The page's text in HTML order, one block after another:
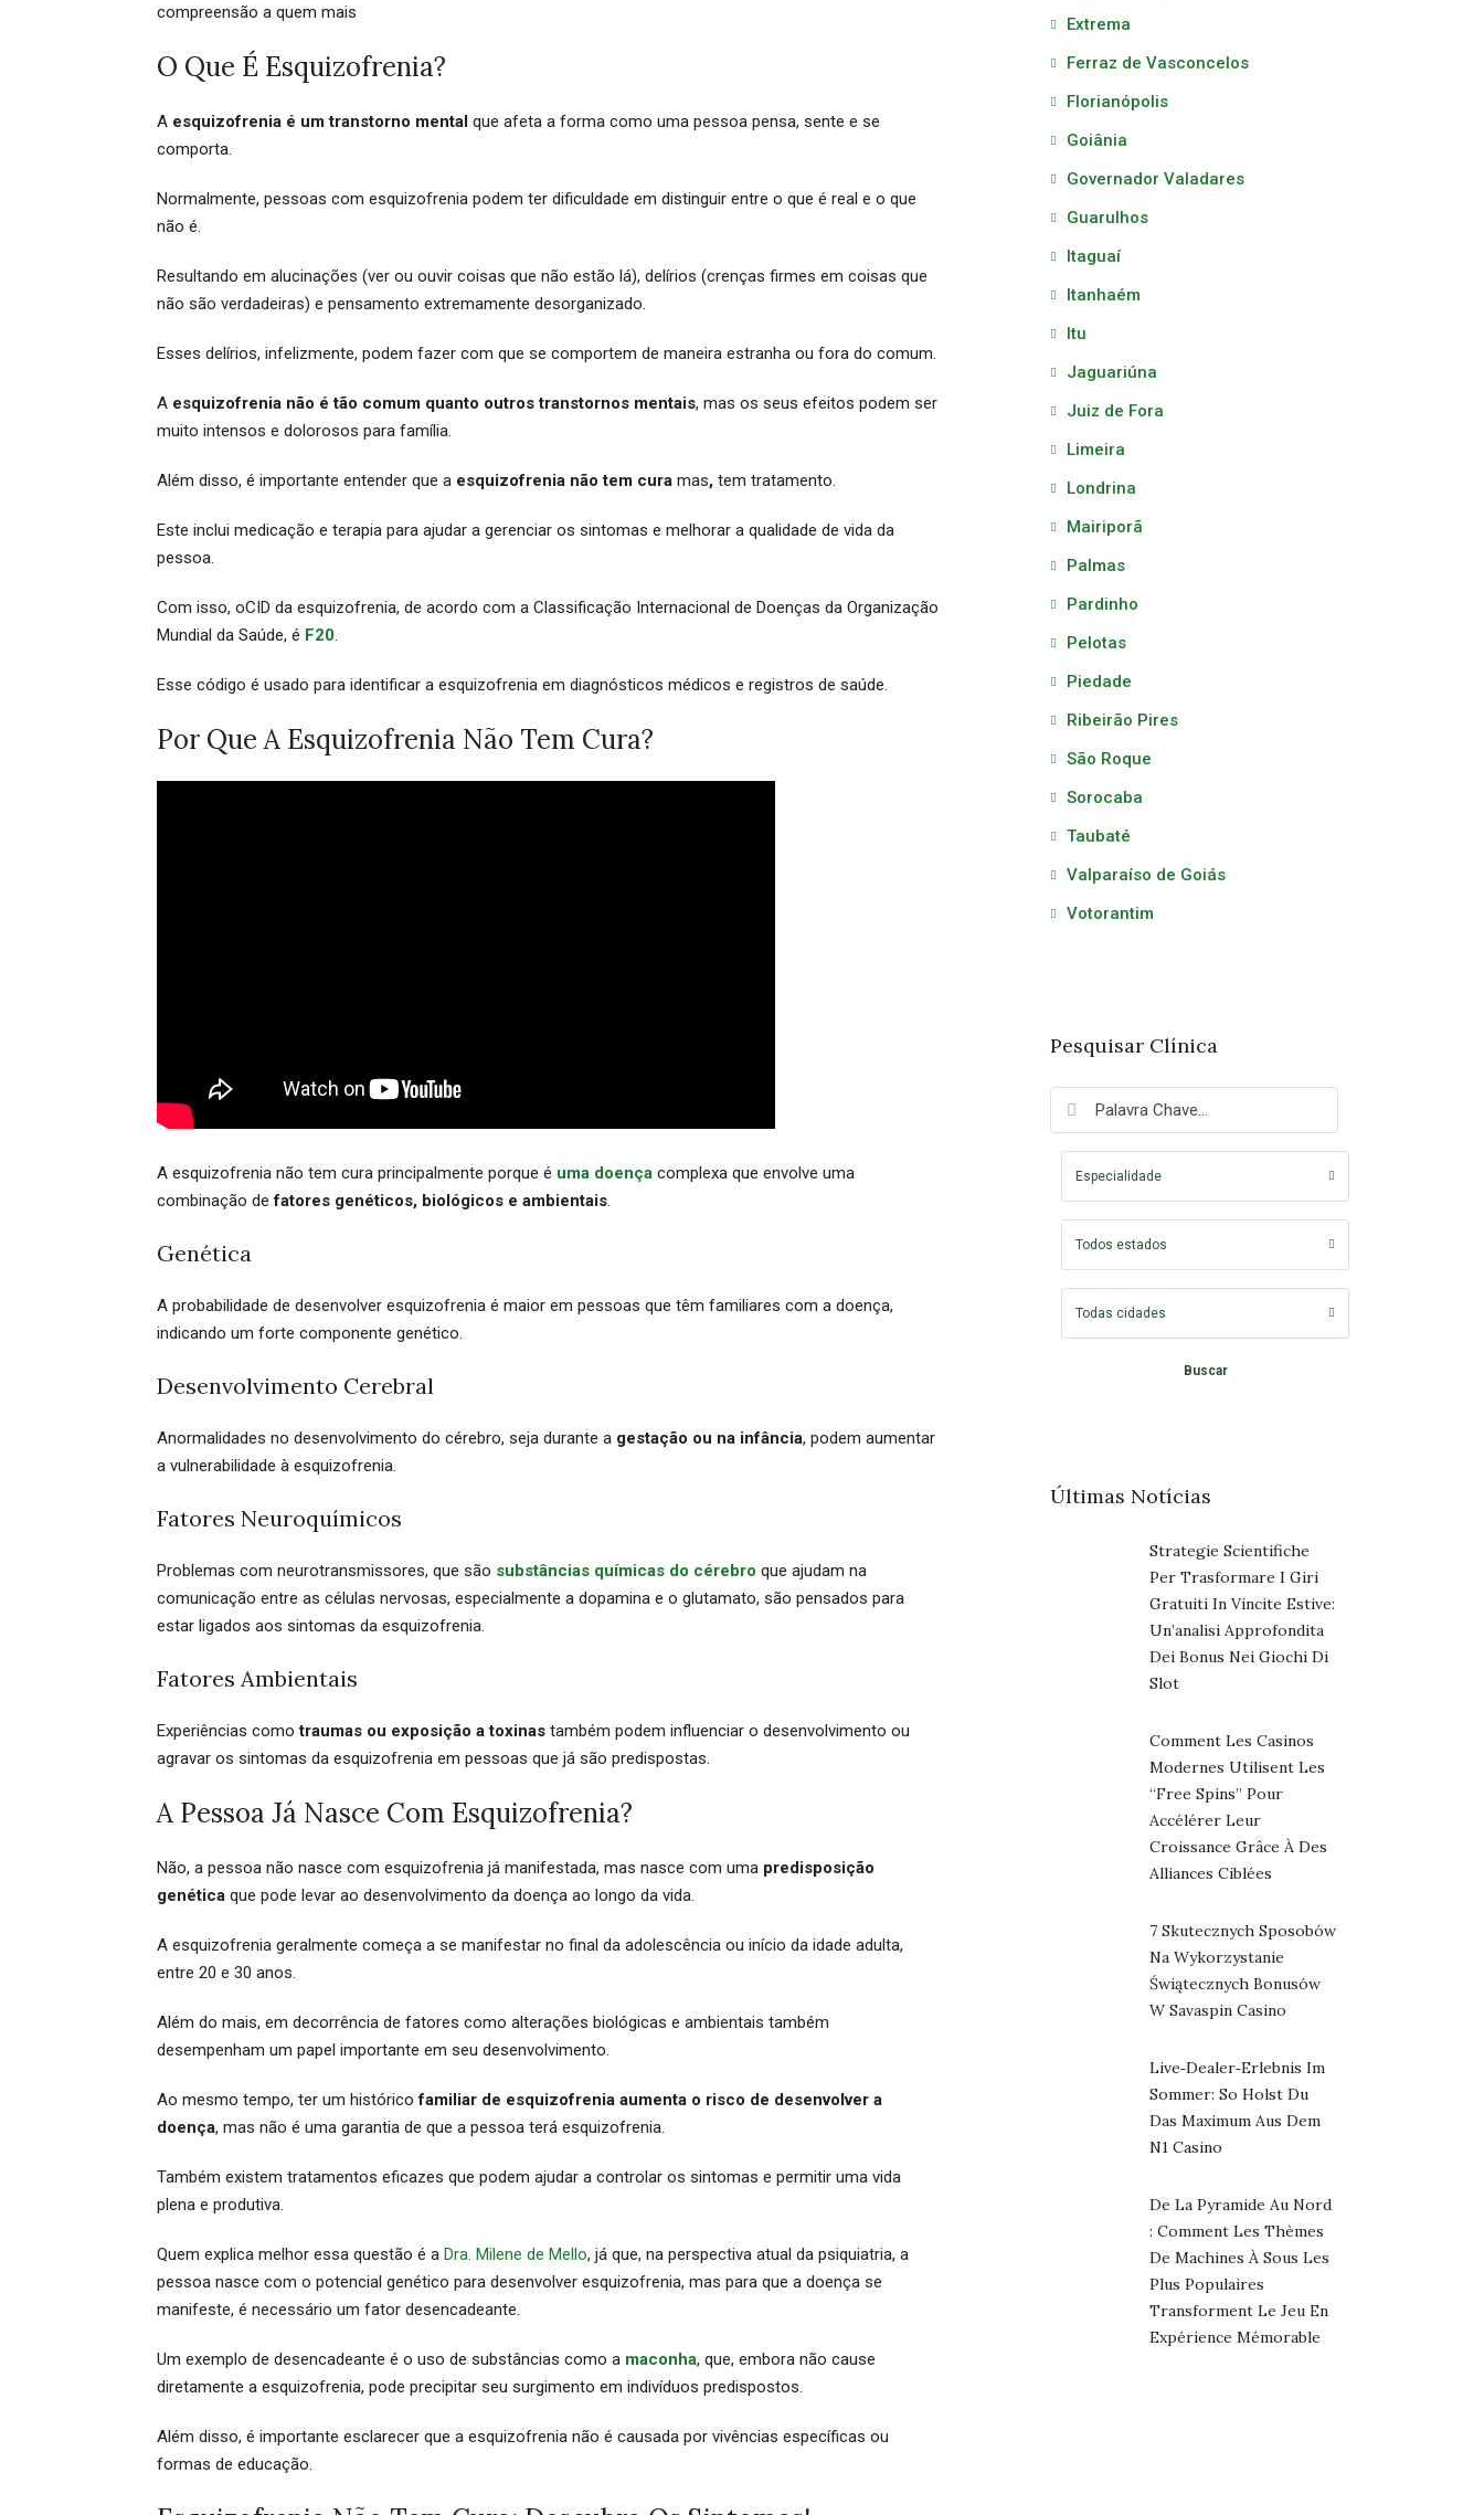
compreensão a quem mais
O Que É Esquizofrenia?
A esquizofrenia é um transtorno mental que afeta a forma como uma pessoa pensa, sente e se
comporta.
Normalmente, pessoas com esquizofrenia podem ter dificuldade em distinguir entre o que é real e o que
não é.
Resultando em alucinações (ver ou ouvir coisas que não estão lá), delírios (crenças firmes em coisas que
não são verdadeiras) e pensamento extremamente desorganizado.
Esses delírios, infelizmente, podem fazer com que se comportem de maneira estranha ou fora do comum.
A esquizofrenia não é tão comum quanto outros transtornos mentais, mas os seus efeitos podem ser
muito intensos e dolorosos para família.
Além disso, é importante entender que a esquizofrenia não tem cura mas, tem tratamento.
Este inclui medicação e terapia para ajudar a gerenciar os sintomas e melhorar a qualidade de vida da
pessoa.
Com isso, oCID da esquizofrenia, de acordo com a Classificação Internacional de Doenças da Organização
Mundial da Saúde, é F20
Esse código é usado para identificar a esquizofrenia em diagnósticos médicos e registros de saúde.
Por Que A Esquizofrenia Não Tem Cura?
A esquizofrenia não tem cura principalmente porque é uma doença complexa que envolve uma
combinação de fatores genéticos, biológicos e ambientais
Genética
A probabilidade de desenvolver esquizofrenia é maior em pessoas que têm familiares com a doença,
indicando um forte componente genético.
Desenvolvimento Cerebral
Anormalidades no desenvolvimento do cérebro, seja durante a gestação ou na infância, podem aumentar
a vulnerabilidade à esquizofrenia.
Fatores Neuroquímicos
Problemas com neurotransmissores, que são substâncias químicas do cérebro que ajudam na
comunicação entre as células nervosas, especialmente a dopamina e o glutamato, são pensados para
estar ligados aos sintomas da esquizofrenia.
Fatores Ambientais
Experiências comotraumas ou exposição a toxinas também podem influenciar o desenvolvimento ou
agravar os sintomas da esquizofrenia em pessoas que já são predispostas.
A Pessoa Já Nasce Com Esquizofrenia?
Não, a pessoa não nasce com esquizofrenia já manifestada, mas nasce com uma predisposição
genética que pode levar ao desenvolvimento da doença ao longo da vida.
A esquizofrenia geralmente começa a se manifestar no final da adolescência ou início da idade adulta,
entre 20 e 30 anos.
Além do mais, em decorrência de fatores como alterações biológicas e ambientais também
desempenham um papel importante em seu desenvolvimento.
Ao mesmo tempo, ter um históricofamiliar de esquizofrenia aumenta o risco de desenvolver a
doença, mas não é uma garantia de que a pessoa terá esquizofrenia.
Também existem tratamentos eficazes que podem ajudar a controlar os sintomas e permitir uma vida
plena e produtiva.
Quem explica melhor essa questão é a Dra. Milene de Mello, já que, na perspectiva atual da psiquiatria, a
pessoa nasce com o potencial genético para desenvolver esquizofrenia, mas para que a doença se
manifeste, é necessário um fator desencadeante.
Um exemplo de desencadeante é o uso de substâncias como a maconha, que, embora não cause
diretamente a esquizofrenia, pode precipitar seu surgimento em indivíduos predispostos.
Além disso, é importante esclarecer que a esquizofrenia não é causada por vivências específicas ou
formas de educação.
Extrema
Ferraz de Vasconcelos
Florianópolis
Goiânia
Governador Valadares
Guarulhos
Itaguaí
Itanhaém
Itu
Jaguariúna
Juiz de Fora
Limeira
Londrina
Mairiporã
Palmas
Pardinho
Pelotas
Piedade
Ribeirão Pires
São Roque
Sorocaba
Taubaté
Valparaíso de Goiás
Votorantim
Pesquisar Clínica
Especialidade
Todos estados
Todas cidades
Buscar
Últimas Notícias
Strategie Scientifiche
Per Trasformare I Giri
Gratuiti In Vincite Estive:
Un’analisi Approfondita
Dei Bonus Nei Giochi Di
Slot
Comment Les Casinos
Modernes Utilisent Les
“free Spins” Pour
Accélérer Leur
Croissance Grâce À Des
Alliances Ciblées
7 Skutecznych Sposobów
Na Wykorzystanie
Świątecznych Bonusów
W Savaspin Casino
Live‑Dealer‑Erlebnis Im
Sommer: So Holst Du
Das Maximum Aus Dem
N1 Casino
De La Pyramide Au Nord
: Comment Les Thèmes
De Machines À Sous Les
Plus Populaires
Transforment Le Jeu En
Expérience Mémorable